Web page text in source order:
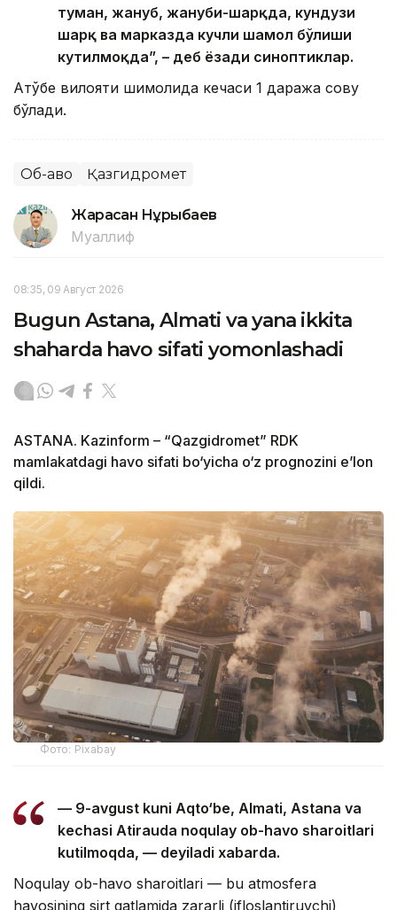
туман, жануб, жануби-шарқда, кундузи
шарқ ва марказда кучли шамол бўлиши
кутилмоқда”, – деб ёзади синоптиклар.
Ақтўбе вилояти шимолида кечаси 1 даража совуқ
бўлади.
Об-ҳаво Қазгидромет
Жарасқан Нұрыбаев
Муаллиф
08:35, 09 Август 2026
Bugun Astana, Almati va yana ikkita
shaharda havo sifati yomonlashadi
ASTANA. Kazinform – “Qazgidromet” RDK
mamlakatdagi havo sifati bo‘yicha o‘z prognozini e’lon
qildi.
Фото: Pixabay
— 9-avgust kuni Aqto‘be, Almati, Astana va
kechasi Atirauda noqulay ob-havo sharoitlari
kutilmoqda, — deyiladi xabarda.
Noqulay ob-havo sharoitlari — bu atmosfera
havosining sirt qatlamida zararli (ifloslantiruvchi)